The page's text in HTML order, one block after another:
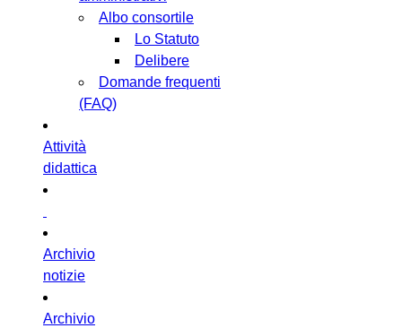
Albo consortile
Lo Statuto
Delibere
Domande frequenti
(FAQ)
Attività
didattica
Archivio
notizie
Archivio